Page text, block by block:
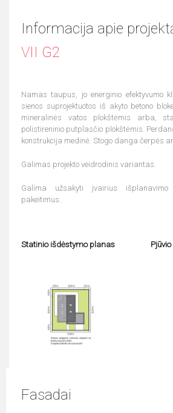
Informacija apie
VII G2
Namas taupus, jo energinio efektyvumo
sienos suprojektuotos iš akyto betono
mineralinės vatos plokštėmis arba,
polistireninio putplasčio plokštėmis.
konstrukcija medinė. Stogo danga čerpės
Galimas projekto veidrodinis variantas.
Galima užsakyti įvairius išplanavimo
pakeitimus.
Statinio išdėstymo planas
Fasadai